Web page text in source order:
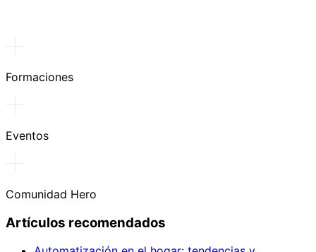
Formaciones
Eventos
Comunidad Hero
Artículos recomendados